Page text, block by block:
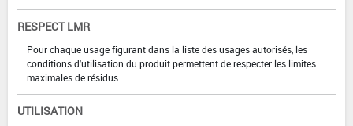
RESPECT LMR
Pour chaque usage figurant dans la liste des usages autorisés, les
conditions d'utilisation du produit permettent de respecter les limites
maximales de résidus.
UTILISATION